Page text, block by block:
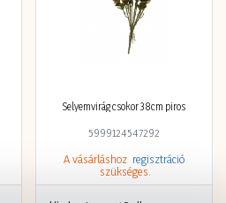
Selyemvirág csokor 38cm piros
5999124547292
A vásárláshoz regisztráció
szükséges.